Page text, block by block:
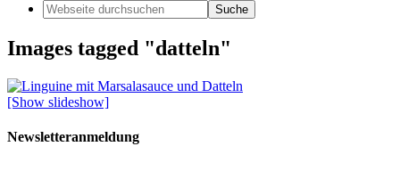
Images tagged "datteln"
[Show slideshow]
Newsletteranmeldung